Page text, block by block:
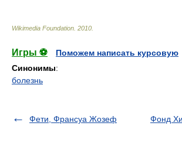
Wikimedia Foundation 2010
Игры ⚽
Поможем написать курсовую
Синонимы:
болезнь
Фети, Франсуа Жозеф Фонд